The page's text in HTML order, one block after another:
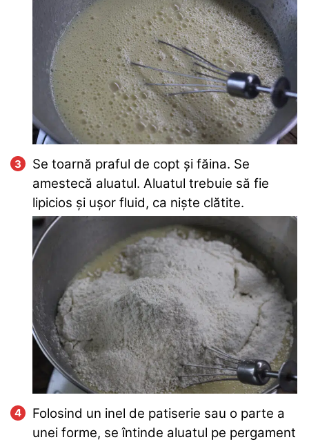
Se toarnă praful de copt și făina. Se
amestecă aluatul. Aluatul trebuie să fie
lipicios și ușor fluid, ca niște clătite.
Folosind un inel de patiserie sau o parte a
unei forme, se întinde aluatul pe pergament